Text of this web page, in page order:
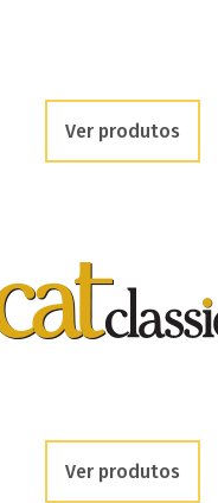
Ver produtos
Ver produtos